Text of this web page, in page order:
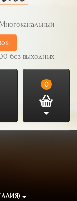
Многоканальный
без выходных
0